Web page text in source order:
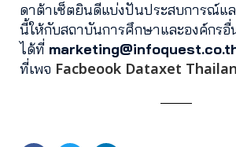
ดาต้าเซ็ตยินดีแบ่งปันประสบการณ์แ
นี้ให้กับสถาบันการศึกษาและองค์กรอื่
ได้ที่
ที่เพจ Facbeook Dataxet